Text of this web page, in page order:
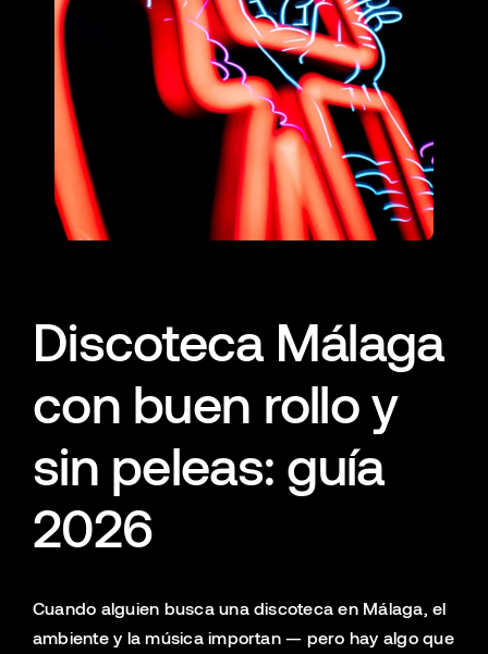
Discoteca Málaga
con buen rollo y
sin peleas: guía
2026
Cuando alguien busca una discoteca en Málaga, el
ambiente y la música importan — pero hay algo que